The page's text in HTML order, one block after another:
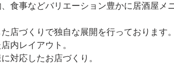
食事などバリエーション豊かに居酒屋メ
店づくりで独自な展開を行っております
内レイアウト。
対応したお店づくり。